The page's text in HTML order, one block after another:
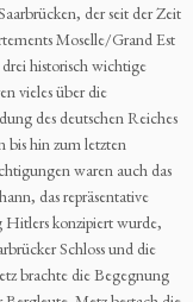
der seit der Zeit
Moselle/Grand Est
historisch wichtige
vieles über die
des deutschen Reiches
bis hin zum letzten
waren auch das
das repräsentative
Hitlers konzipiert wurde,
Schloss und die
brachte die Begegnung